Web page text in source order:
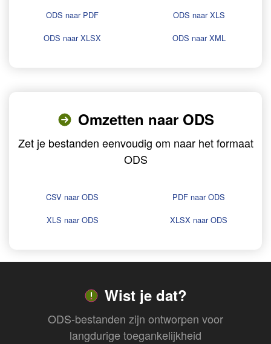
ODS naar PDF
ODS naar XLS
ODS naar XLSX
ODS naar XML
Omzetten naar ODS
Zet je bestanden eenvoudig om naar het formaat
ODS
CSV naar ODS
PDF naar ODS
XLS naar ODS
XLSX naar ODS
Wist je dat?
ODS-bestanden zijn ontworpen voor
langdurige toegankelijkheid